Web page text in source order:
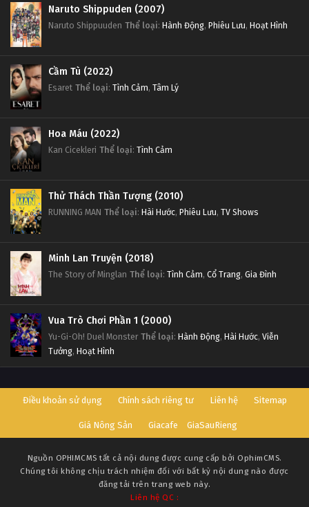
Naruto Shippuden (2007)
Naruto Shippuuden Thể loại: Hành Động, Phiêu Lưu, Hoạt Hình
Cầm Tù (2022)
Esaret Thể loại: Tình Cảm, Tâm Lý
Hoa Máu (2022)
Kan Cicekleri Thể loại: Tình Cảm
Thử Thách Thần Tượng (2010)
RUNNING MAN Thể loại: Hài Hước, Phiêu Lưu, TV Shows
Minh Lan Truyện (2018)
The Story of Minglan Thể loại: Tình Cảm, Cổ Trang, Gia Đình
Vua Trò Chơi Phần 1 (2000)
Yu-Gi-Oh! Duel Monster Thể loại: Hành Động, Hài Hước, Viễn
Tưởng, Hoạt Hình
Điều khoản sử dụng Chính sách riêng tư Liên hệ Sitemap
Giá Nông Sản Giacafe GiaSauRieng
Nguồn OPHIMCMS tất cả nội dung được cung cấp bởi OphimCMS.
Chúng tôi không chịu trách nhiệm đối với bất kỳ nội dung nào được
đăng tải trên trang web này.
Liên hệ QC :